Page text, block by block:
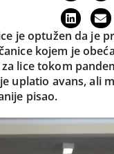
je optužen da je
kojem je
lice tokom
uplatio avans, ali
pisao.